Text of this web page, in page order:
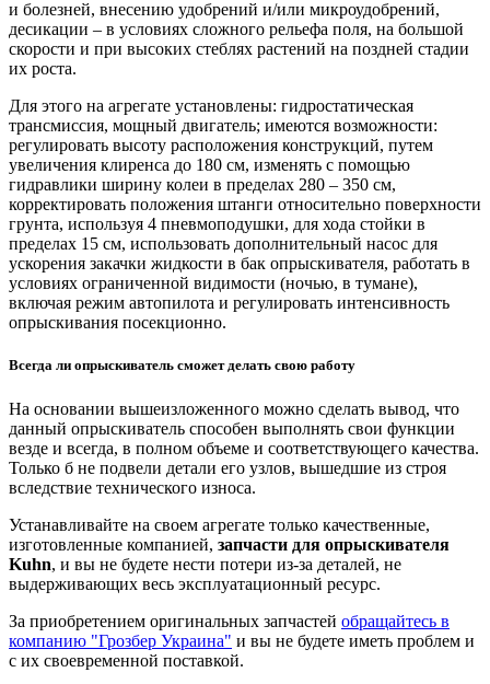
и болезней, внесению удобрений и/или микроудобрений,
десикации – в условиях сложного рельефа поля, на большой
скорости и при высоких стеблях растений на поздней стадии
их роста.
Для этого на агрегате установлены: гидростатическая
трансмиссия, мощный двигатель; имеются возможности:
регулировать высоту расположения конструкций, путем
увеличения клиренса до 180 см, изменять с помощью
гидравлики ширину колеи в пределах 280 – 350 см,
корректировать положения штанги относительно поверхности
грунта, используя 4 пневмоподушки, для хода стойки в
пределах 15 см, использовать дополнительный насос для
ускорения закачки жидкости в бак опрыскивателя, работать в
условиях ограниченной видимости (ночью, в тумане),
включая режим автопилота и регулировать интенсивность
опрыскивания посекционно.
Всегда ли опрыскиватель сможет делать свою работу
На основании вышеизложенного можно сделать вывод, что
данный опрыскиватель способен выполнять свои функции
везде и всегда, в полном объеме и соответствующего качества.
Только б не подвели детали его узлов, вышедшие из строя
вследствие технического износа.
Устанавливайте на своем агрегате только качественные,
изготовленные компанией, запчасти для опрыскивателя
Kuhn, и вы не будете нести потери из-за деталей, не
выдерживающих весь эксплуатационный ресурс.
За приобретением оригинальных запчастей обращайтесь в
компанию "Грозбер Украина" и вы не будете иметь проблем и
с их своевременной поставкой.